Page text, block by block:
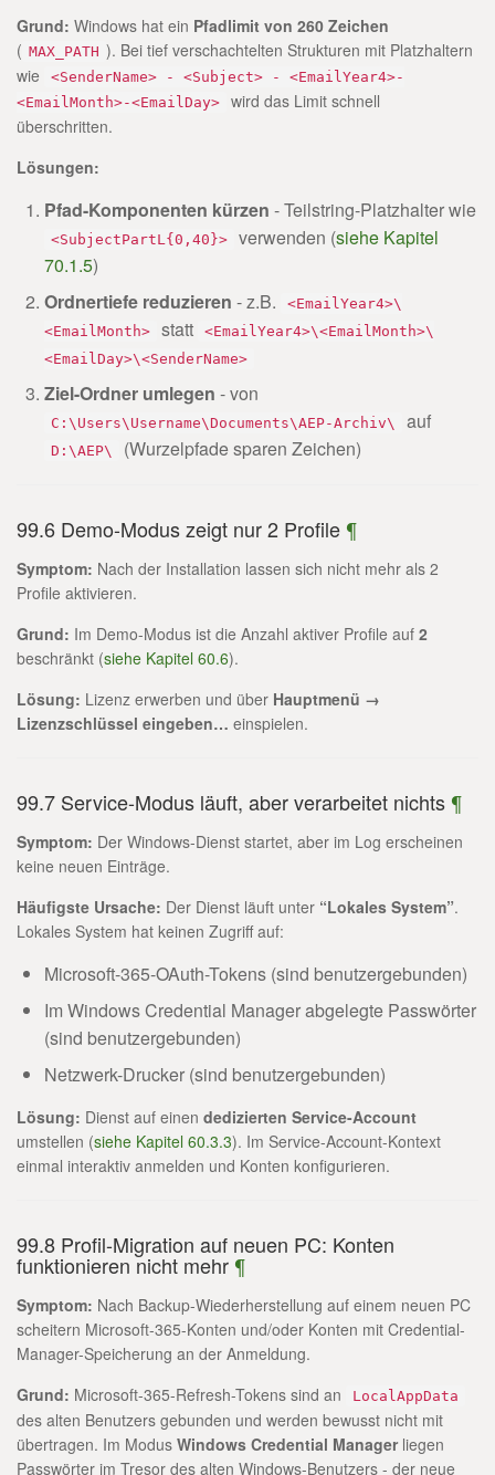
Grund: Windows hat ein Pfadlimit von 260 Zeichen
( MAX_PATH ). Bei tief verschachtelten Strukturen mit Platzhaltern
wie
<SenderName> - <Subject> - <EmailYear4>-
<EmailMonth>-<EmailDay>
wird das Limit schnell
überschritten.
Lösungen:
Pfad-Komponenten kürzen - Teilstring-Platzhalter wie
<SubjectPartL{0,40}> verwenden (siehe Kapitel
70.1.5)
Ordnertiefe reduzieren - z.B.
<EmailYear4>\
<EmailMonth>
statt
<EmailYear4>\<EmailMonth>\
<EmailDay>\<SenderName>
Ziel-Ordner umlegen - von
C:\Users\Username\Documents\AEP-Archiv\ auf
D:\AEP\ (Wurzelpfade sparen Zeichen)
99.6 Demo-Modus zeigt nur 2 Profile ¶
Symptom: Nach der Installation lassen sich nicht mehr als 2
Profile aktivieren.
Grund: Im Demo-Modus ist die Anzahl aktiver Profile auf 2
beschränkt (siehe Kapitel 60.6).
Lösung: Lizenz erwerben und über Hauptmenü →
Lizenzschlüssel eingeben… einspielen.
99.7 Service-Modus läuft, aber verarbeitet nichts ¶
Symptom: Der Windows-Dienst startet, aber im Log erscheinen
keine neuen Einträge.
Häufigste Ursache: Der Dienst läuft unter “Lokales System”.
Lokales System hat keinen Zugriff auf:
Microsoft-365-OAuth-Tokens (sind benutzergebunden)
Im Windows Credential Manager abgelegte Passwörter
(sind benutzergebunden)
Netzwerk-Drucker (sind benutzergebunden)
Lösung: Dienst auf einen dedizierten Service-Account
umstellen (siehe Kapitel 60.3.3). Im Service-Account-Kontext
einmal interaktiv anmelden und Konten konfigurieren.
99.8 Profil-Migration auf neuen PC: Konten
funktionieren nicht mehr ¶
Symptom: Nach Backup-Wiederherstellung auf einem neuen PC
scheitern Microsoft-365-Konten und/oder Konten mit Credential-
Manager-Speicherung an der Anmeldung.
Grund: Microsoft-365-Refresh-Tokens sind an LocalAppData
des alten Benutzers gebunden und werden bewusst nicht mit
übertragen. Im Modus Windows Credential Managerliegen
Passwörter im Tresor des alten Windows-Benutzers - der neue